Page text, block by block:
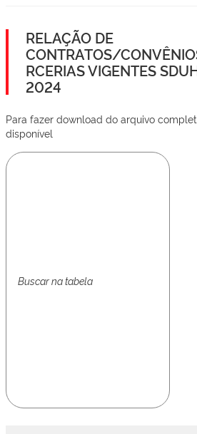
RELAÇÃO DE
CONTRATOS/
RCERIAS VIGENTES
2024
Para fazer download do arquivo
disponível